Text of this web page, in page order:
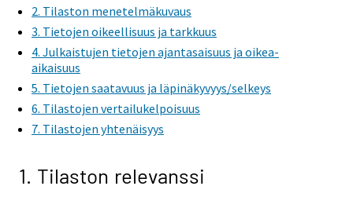
2. Tilaston menetelmäkuvaus
3. Tietojen oikeellisuus ja tarkkuus
4. Julkaistujen tietojen ajantasaisuus ja oikea-
aikaisuus
5. Tietojen saatavuus ja läpinäkyvyys/selkeys
6. Tilastojen vertailukelpoisuus
7. Tilastojen yhtenäisyys
1. Tilaston relevanssi